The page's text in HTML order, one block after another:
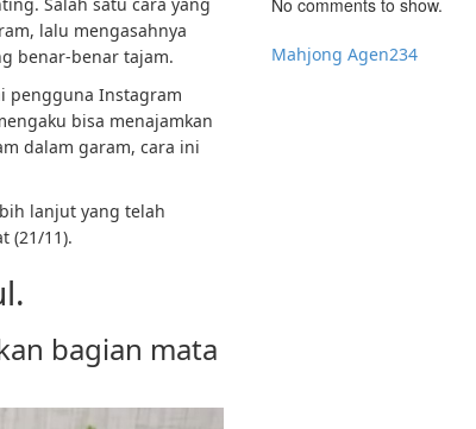
lalu mengasahnya
benar-benar tajam.
pengguna Instagram
bisa menajamkan
dalam garam, cara ini
lanjut yang telah
(21/11).
bagian mata
No comments to show.
Mahjong Agen234